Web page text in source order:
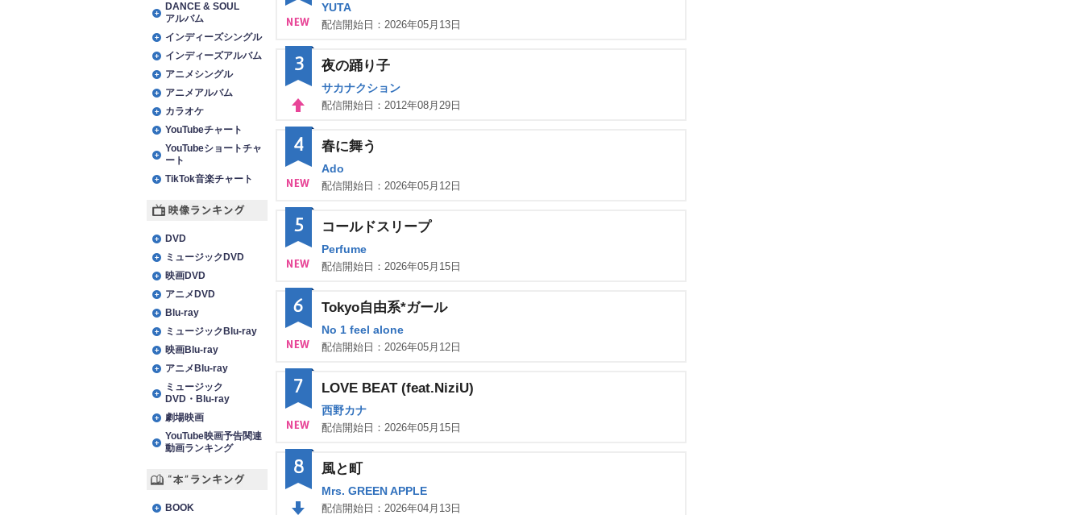
NE
W
YUTA
配信開始日：2026年05月13日
3
UP
夜の踊り子
サカナクション
配信開始日：2012年08月29日
4
NE
W
春に舞う
Ado
配信開始日：2026年05月12日
5
NE
W
コールドスリープ
Perfume
配信開始日：2026年05月15日
6
NE
W
Tokyo自由系*ガール
No 1 feel alone
配信開始日：2026年05月12日
7
NE
W
LOVE BEAT (feat.NiziU)
西野カナ
配信開始日：2026年05月15日
8 風と町
Mrs. GREEN APPLE
配信開始日：2026年04月13日
DANCE & SOUL
アルバム
インディーズシングル
インディーズアルバム
アニメシングル
アニメアルバム
カラオケ
YouTubeチャート
YouTubeショートチャ
ート
TikTok音楽チャート
DVD
ミュージックDVD
映画DVD
アニメDVD
Blu-ray
ミュージックBlu-ray
映画Blu-ray
アニメBlu-ray
ミュージック
DVD・Blu-ray
劇場映画
YouTube映画予告関連
動画ランキング
BOOK